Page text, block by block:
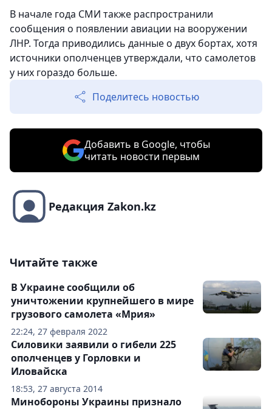
В начале года СМИ также распространили
сообщения о появлении авиации на вооружении
ЛНР. Тогда приводились данные о двух бортах, хотя
источники ополченцев утверждали, что самолетов
у них гораздо больше.
Поделитесь новостью
Добавить в Google, чтобы
читать новости первым
Редакция Zakon.kz
Читайте также
22:24, 27 февраля 2022
В Украине сообщили об
уничтожении крупнейшего в мире
грузового самолета «Мрия»
18:53, 27 августа 2014
Силовики заявили о гибели 225
ополченцев у Горловки и
Иловайска
Минобороны Украины признало